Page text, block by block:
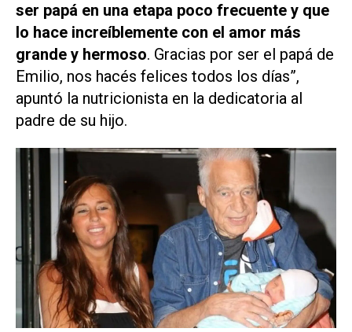
ser papá en una etapa poco frecuente y que
lo hace increíblemente con el amor más
grande y hermoso. Gracias por ser el papá de
Emilio, nos hacés felices todos los días”,
apuntó la nutricionista en la dedicatoria al
padre de su hijo.